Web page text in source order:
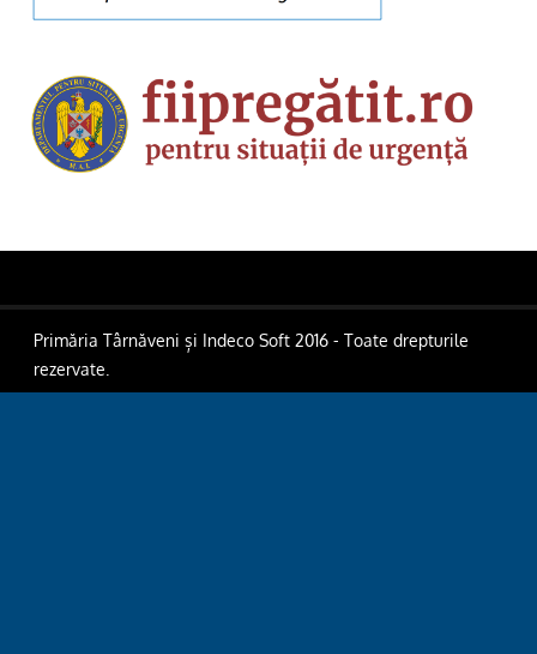
Primăria Târnăveni și Indeco Soft 2016 - Toate drepturile
rezervate.